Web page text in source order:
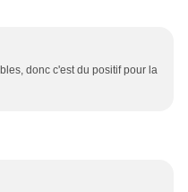
donc c'est du positif pour la